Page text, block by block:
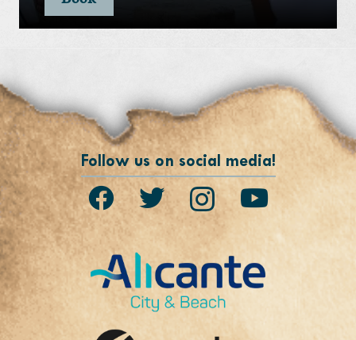
Follow us on social media!